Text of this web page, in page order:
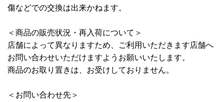
傷などでの交換は出来かねます。
＜商品の販売状況・再入荷について＞
店舗によって異なりますため、ご利用いただきます店舗へ
お問い合わせいただけますようお願いいたします。
商品のお取り置きは、お受けしておりません。
＜お問い合わせ先＞